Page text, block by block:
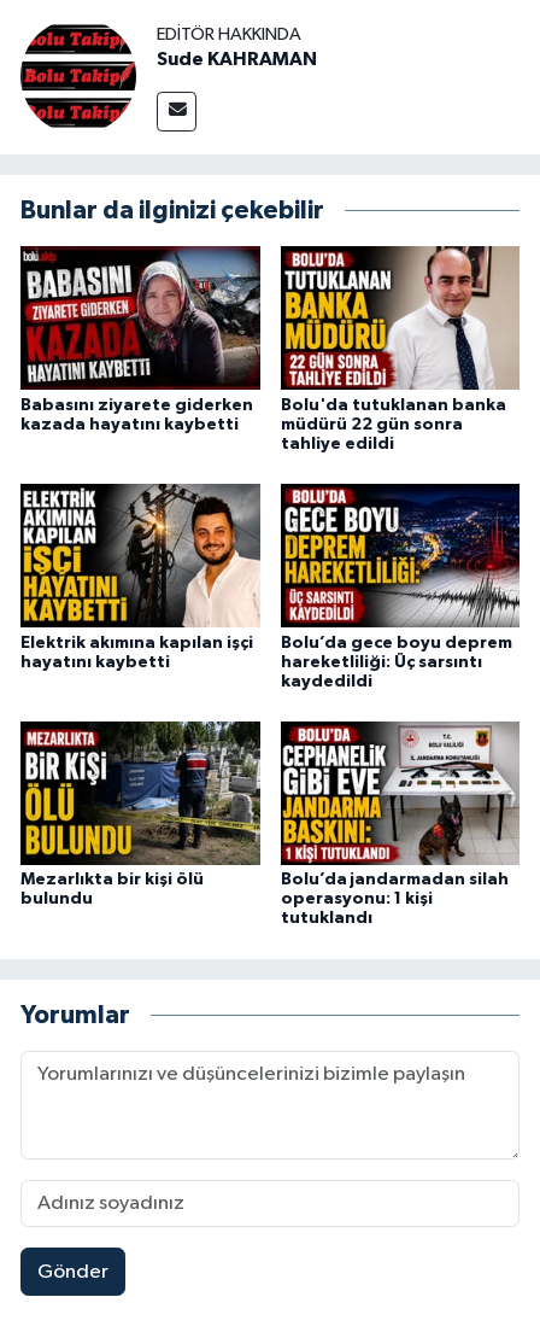
EDITÖR HAKKINDA
Sude KAHRAMAN
Bunlar da ilginizi çekebilir
Babasını ziyarete giderken
kazada hayatını kaybetti
Bolu'da tutuklanan banka
müdürü 22 gün sonra
tahliye edildi
Elektrik akımına kapılan işçi
hayatını kaybetti
Bolu’da gece boyu deprem
hareketliliği: Üç sarsıntı
kaydedildi
Mezarlıkta bir kişi ölü
bulundu
Bolu’da jandarmadan silah
operasyonu: 1 kişi
tutuklandı
Yorumlar
Gönder